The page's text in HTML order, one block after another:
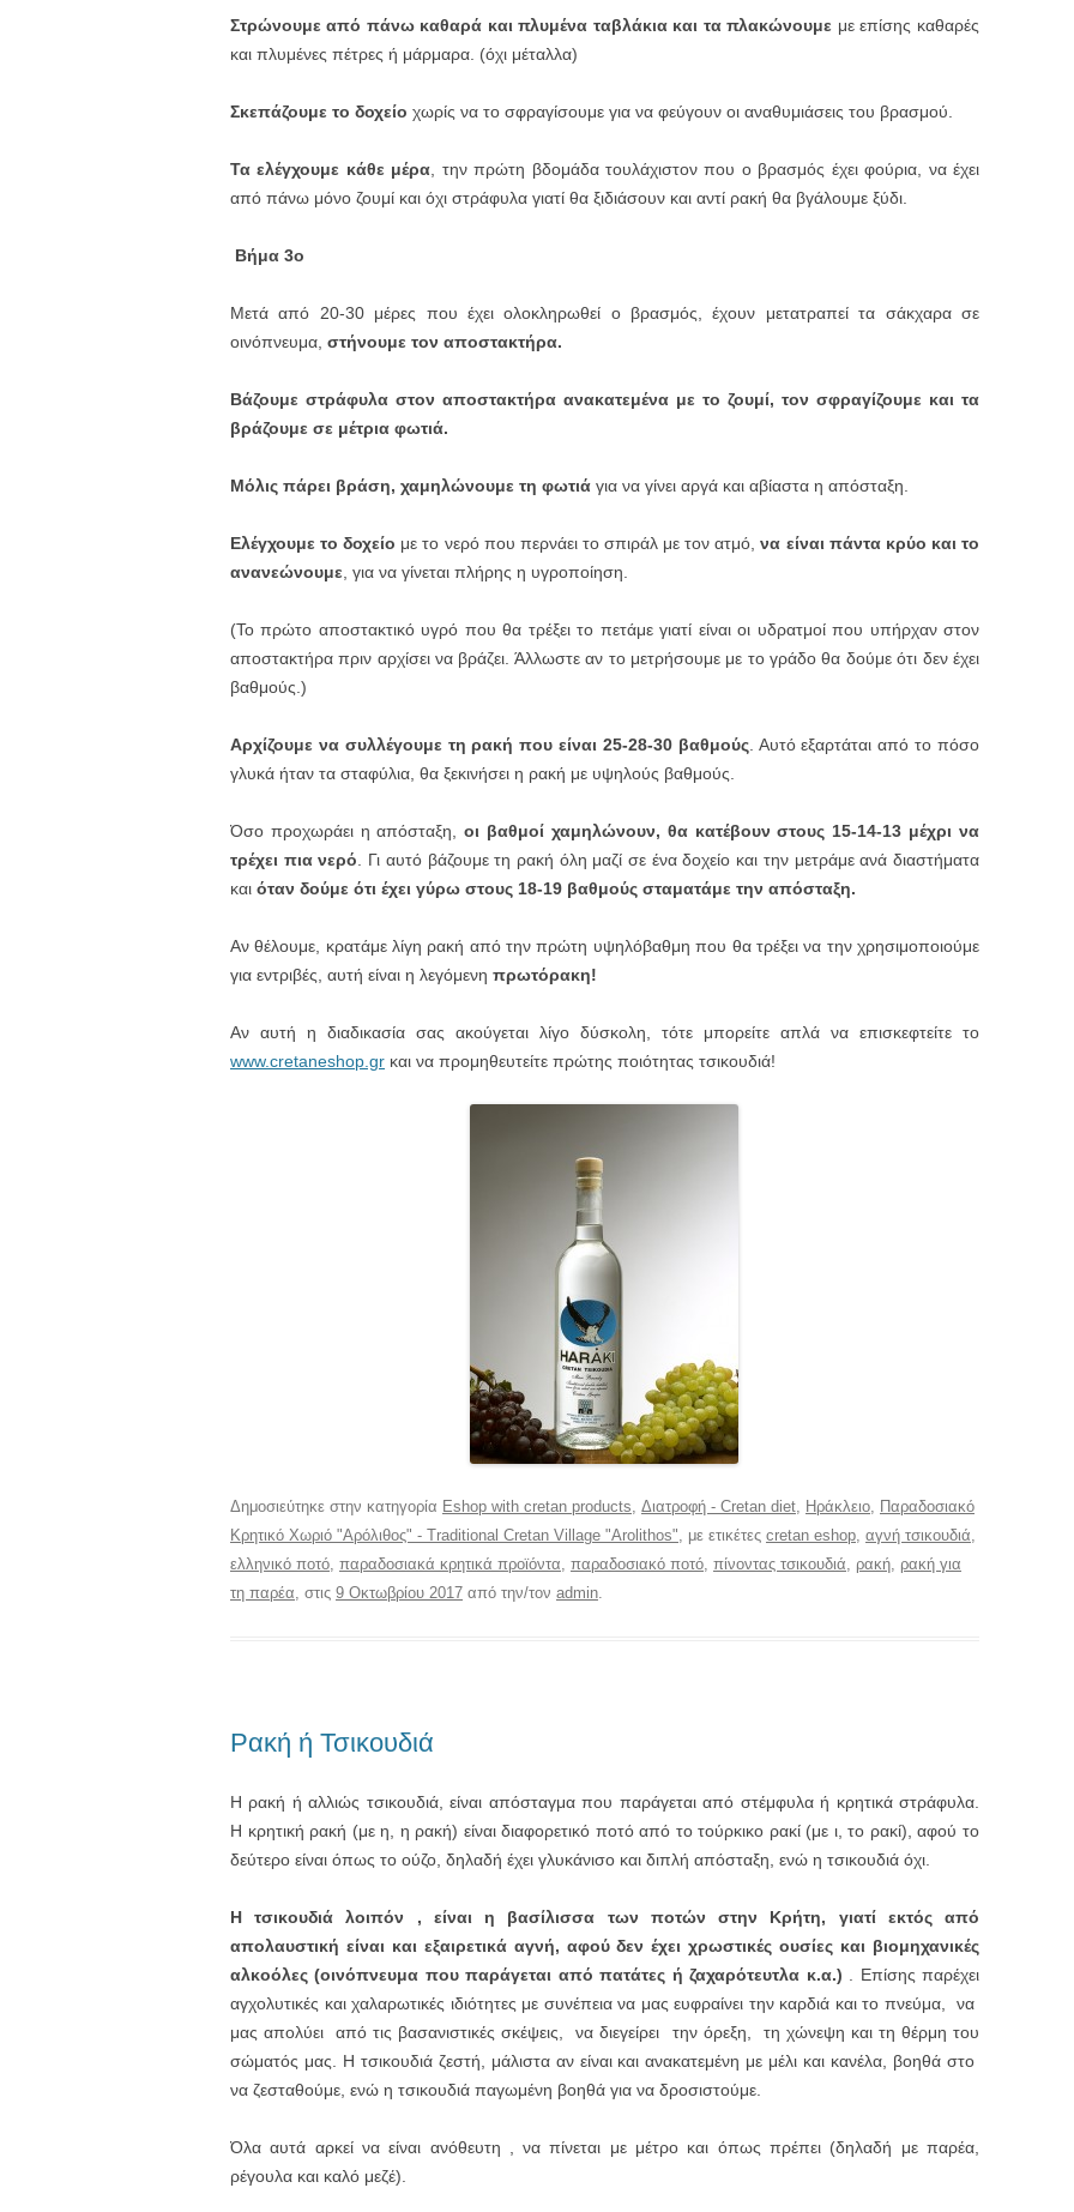
Στρώνουμε από πάνω καθαρά και πλυμένα ταβλάκια και τα πλακώνουμε με επίσης καθαρές
και πλυμένες πέτρες ή μάρμαρα. (όχι μέταλλα)
Σκεπάζουμε το δοχείο χωρίς να το σφραγίσουμε για να φεύγουν οι αναθυμιάσεις του βρασμού.
Τα ελέγχουμε κάθε μέρα , την πρώτη βδομάδα τουλάχιστον που ο βρασμός έχει φούρια, να έχει
από πάνω μόνο ζουμί και όχι στράφυλα γιατί θα ξιδιάσουν και αντί ρακή θα βγάλουμε ξύδι.
Βήμα 3ο
Μετά από 20-30 μέρες που έχει ολοκληρωθεί ο βρασμός, έχουν μετατραπεί τα σάκχαρα σε
οινόπνευμα, στήνουμε τον αποστακτήρα.
Βάζουμε στράφυλα στον αποστακτήρα ανακατεμένα με το ζουμί, τον σφραγίζουμε και τα
βράζουμε σε μέτρια φωτιά.
Μόλις πάρει βράση, χαμηλώνουμε τη φωτιά για να γίνει αργά και αβίαστα η απόσταξη.
Ελέγχουμε το δοχείο με το νερό που περνάει το σπιράλ με τον ατμό,να είναι πάντα κρύο και το
ανανεώνουμε , για να γίνεται πλήρης η υγροποίηση.
(Το πρώτο αποστακτικό υγρό που θα τρέξει το πετάμε γιατί είναι οι υδρατμοί που υπήρχαν στον
αποστακτήρα πριν αρχίσει να βράζει. Άλλωστε αν το μετρήσουμε με το γράδο θα δούμε ότι δεν έχει
βαθμούς.)
Αρχίζουμε να συλλέγουμε τη ρακή που είναι 25-28-30 βαθμούς. Αυτό εξαρτάται από το πόσο
γλυκά ήταν τα σταφύλια, θα ξεκινήσει η ρακή με υψηλούς βαθμούς.
Όσο προχωράει η απόσταξη,οι βαθμοί χαμηλώνουν, θα κατέβουν στους 15-14-13 μέχρι να
τρέχει πια νερό . Γι αυτό βάζουμε τη ρακή όλη μαζί σε ένα δοχείο και την μετράμε ανά διαστήματα
και όταν δούμε ότι έχει γύρω στους 18-19 βαθμούς σταματάμε την απόσταξη.
Αν θέλουμε, κρατάμε λίγη ρακή από την πρώτη υψηλόβαθμη που θα τρέξει να την χρησιμοποιούμε
για εντριβές, αυτή είναι η λεγόμενη πρωτόρακη!
Αν αυτή η διαδικασία σας ακούγεται λίγο δύσκολη, τότε μπορείτε απλά να επισκεφτείτε το
www.cretaneshop.gr και να προμηθευτείτε πρώτης ποιότητας τσικουδιά!
Δημοσιεύτηκε στην κατηγορία Eshop with cretan products Διατροφή - Cretan diet Ηράκλειο
Παραδοσιακό
Κρητικό Χωριό "Αρόλιθος" - Traditional Cretan Village "Arolithos" , με ετικέτες cretan eshop αγνή τσικουδιά
ελληνικό ποτό παραδοσιακά κρητικά προϊόντα παραδοσιακό ποτό πίνοντας τσικουδιά ρακή ρακή για
τη παρέα , στις 9 Οκτωβρίου 2017 από την/τον admin
Ρακή ή Τσικουδιά
H ρακή ή αλλιώς τσικουδιά, είναι απόσταγμα που παράγεται από στέμφυλα ή κρητικά στράφυλα.
Η κρητική ρακή (με η, η ρακή) είναι διαφορετικό ποτό από το τούρκικο ρακί (με ι, το ρακί), αφού το
δεύτερο είναι όπως το ούζο, δηλαδή έχει γλυκάνισο και διπλή απόσταξη, ενώ η τσικουδιά όχι.
Η τσικουδιά λοιπόν , είναι η βασίλισσα των ποτών στην Κρήτη, γιατί εκτός από
απολαυστική είναι και εξαιρετικά αγνή, αφού δεν έχει χρωστικές ουσίες και βιομηχανικές
αλκοόλες (οινόπνευμα που παράγεται από πατάτες ή ζαχαρότευτλα κ.α.) . Επίσης παρέχει
αγχολυτικές και χαλαρωτικές ιδιότητες με συνέπεια να μας ευφραίνει την καρδιά και το πνεύμα, να
μας απολύει από τις βασανιστικές σκέψεις, να διεγείρει την όρεξη, τη χώνεψη και τη θέρμη του
σώματός μας. Η τσικουδιά ζεστή, μάλιστα αν είναι και ανακατεμένη με μέλι και κανέλα, βοηθά στο
να ζεσταθούμε, ενώ η τσικουδιά παγωμένη βοηθά για να δροσιστούμε.
Όλα αυτά αρκεί να είναι ανόθευτη , να πίνεται με μέτρο και όπως πρέπει (δηλαδή με παρέα,
ρέγουλα και καλό μεζέ).